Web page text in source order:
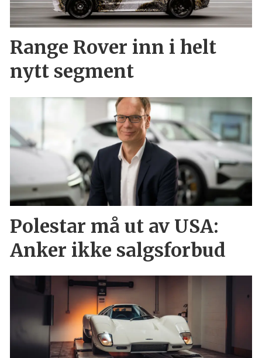
Range Rover inn i helt
nytt segment
Polestar må ut av USA:
Anker ikke salgsforbud